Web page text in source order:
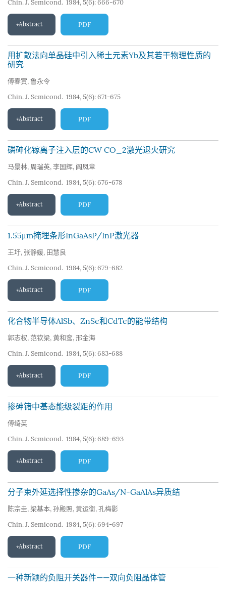
Chin. J. Semicond. 1984, 5(6): 666-670
Abstract PDF
用扩散法向单晶硅中引入稀土元素Yb及其若干物理性质的
研究
傅春寅, 鲁永令
Chin. J. Semicond. 1984, 5(6): 671-675
Abstract PDF
磷砷化镓离子注入层的CW CO_2激光退火研究
马景林, 周瑞英, 李国辉, 阎凤章
Chin. J. Semicond. 1984, 5(6): 676-678
Abstract PDF
1.55μm掩埋条形InGaAsP/InP激光器
王圩, 张静媛, 田慧良
Chin. J. Semicond. 1984, 5(6): 679-682
Abstract PDF
化合物半导体AlSb、ZnSe和CdTe的能带结构
郭志权, 范钦梁, 黄和鸾, 邢金海
Chin. J. Semicond. 1984, 5(6): 683-688
Abstract PDF
掺砷锗中基态能级裂距的作用
傅绮英
Chin. J. Semicond. 1984, 5(6): 689-693
Abstract PDF
分子束外延选择性掺杂的GaAs/N-GaAlAs异质结
陈宗圭, 梁基本, 孙殿照, 黄运衡, 孔梅影
Chin. J. Semicond. 1984, 5(6): 694-697
Abstract PDF
一种新颖的负阻开关器件——双向负阻晶体管